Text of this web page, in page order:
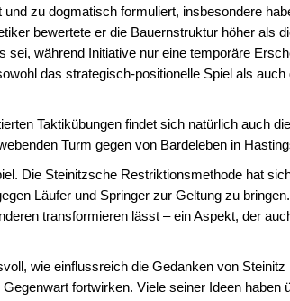
zu dogmatisch formuliert, insbesondere
bewertete er die Bauernstruktur höher als
sei, während Initiative nur eine temporäre
das strategisch-positionelle Spiel als auch
Taktikübungen findet sich natürlich auch
Turm gegen von Bardeleben in
Die Steinitzsche Restriktionsmethode hat
Läufer und Springer zur Geltung zu
transformieren lässt – ein Aspekt, der
wie einflussreich die Gedanken von Steinitz
fortwirken. Viele seiner Ideen haben